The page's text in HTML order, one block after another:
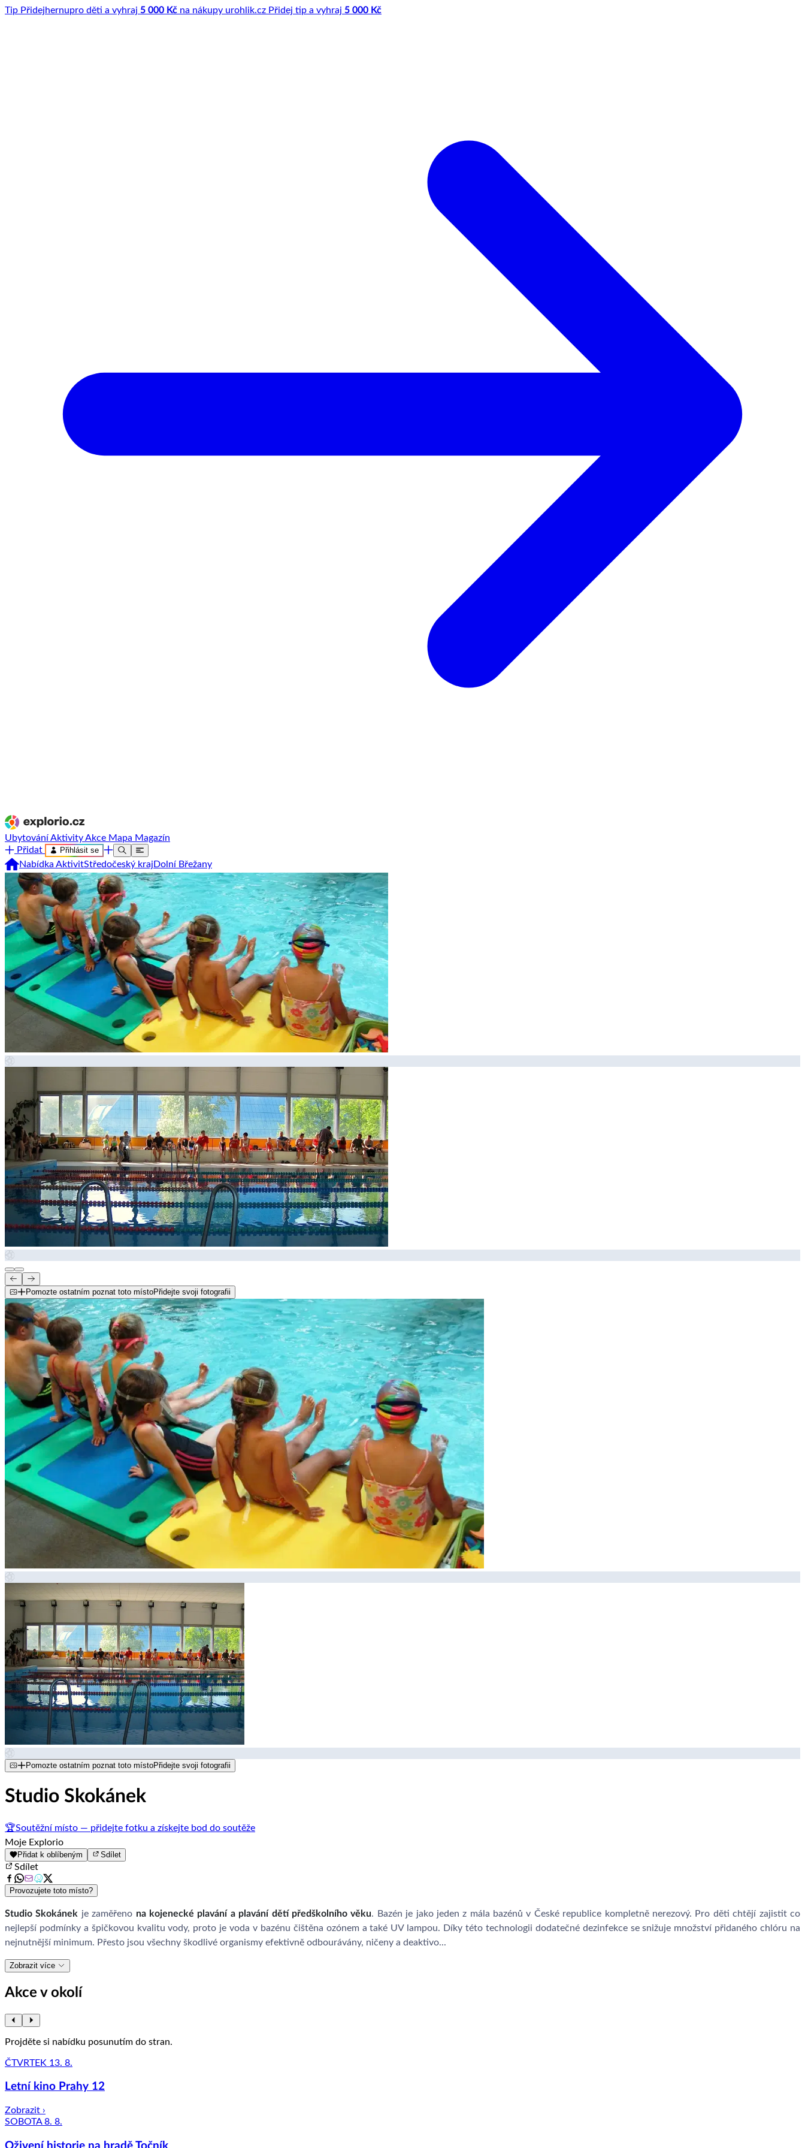
Tip Přidejhernupro děti a vyhraj 5 000 Kč na nákupy urohlik.cz Přidej tip a vyhraj 5 000 Kč
UbytováníAktivityAkce Mapa Magazín
Přidat
Přihlásit se
Nabídka AktivitStředočeský kraj Dolní Břežany
Pomozte ostatním poznat toto místoPřidejte svoji fotografii
Pomozte ostatním poznat toto místoPřidejte svoji fotografii
Studio Skokánek
🏆Soutěžní místo — přidejte fotku a získejte bod do soutěže
Moje Explorio
Přidat k oblíbeným Sdílet
Sdílet
Provozujete toto místo?
Studio Skokánek je zaměřeno na kojenecké plavání a plavání dětí předškolního věku. Bazén je jako jeden z mála bazénů v České republice kompletně nerezový. Pro děti chtějí zajistit co
nejlepší podmínky a špičkovou kvalitu vody, proto je voda v bazénu čištěna ozónem a také UV lampou. Díky této technologii dodatečné dezinfekce se snižuje množství přidaného chlóru na
nejnutnější minimum. Přesto jsou všechny škodlivé organismy efektivně odbourávány, ničeny a deaktivo...
Zobrazit více
Akce v okolí
Projděte si nabídku posunutím do stran.
ČTVRTEK 13. 8.
Letní kino Prahy 12
Zobrazit ›
SOBOTA 8. 8.